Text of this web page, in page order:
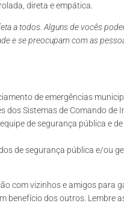
direta e empática.
a todos. Alguns de vocês
e se preocupam com as
de emergências
Sistemas de Comando
de segurança pública e
de segurança pública e/ou
com vizinhos e amigos para
dos outros. Lembre